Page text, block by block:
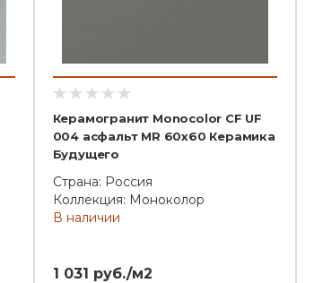
Керамогранит Monocolor CF UF
004 асфальт MR 60x60 Керамика
Будущего
Страна: Россия
Коллекция: Моноколор
В наличии
1 031 руб./м2